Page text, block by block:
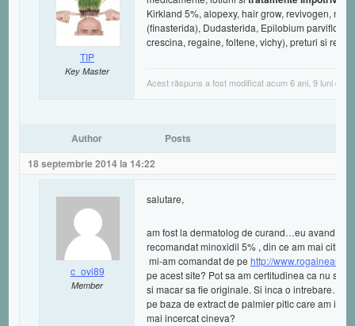
Author Posts
TIP
Key Master
Kirkland 5%, alopexy, hair grow, revivogen,
(finasterida), Dudasterida, Epilobium
crescina, regaine, foltene, vichy), preturi si
Acest răspuns a fost modificat acum 6 ani, 9 luni de
18 septembrie 2014 la 14:22
c_ovi89
Member
salutare,
am fost la dermatolog de curand…eu avand
recomandat minoxidil 5% , din ce am mai citit
mi-am comandat de pe http://
pe acest site? Pot sa am certitudinea ca nu
si macar sa fie originale. Si inca o intrebare…
pe baza de extract de palmier pitic care am
mai incercat cineva?